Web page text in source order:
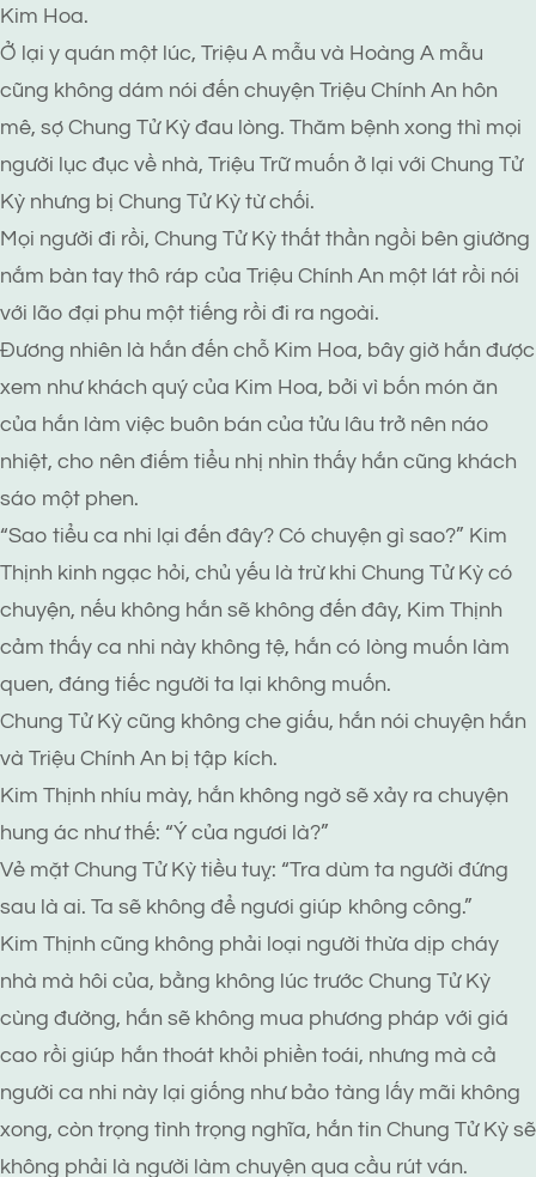
Kim Hoa.
Ở lại y quán một lúc, Triệu A mẫu và Hoàng A mẫu
cũng không dám nói đến chuyện Triệu Chính An hôn
mê, sợ Chung Tử Kỳ đau lòng. Thăm bệnh xong thì mọi
người lục đục về nhà, Triệu Trữ muốn ở lại với Chung Tử
Kỳ nhưng bị Chung Tử Kỳ từ chối.
Mọi người đi rồi, Chung Tử Kỳ thất thần ngồi bên giường
nắm bàn tay thô ráp của Triệu Chính An một lát rồi nói
với lão đại phu một tiếng rồi đi ra ngoài.
Đương nhiên là hắn đến chỗ Kim Hoa, bây giờ hắn được
xem như khách quý của Kim Hoa, bởi vì bốn món ăn
của hắn làm việc buôn bán của tửu lâu trở nên náo
nhiệt, cho nên điếm tiểu nhị nhìn thấy hắn cũng khách
sáo một phen.
“Sao tiểu ca nhi lại đến đây? Có chuyện gì sao?” Kim
Thịnh kinh ngạc hỏi, chủ yếu là trừ khi Chung Tử Kỳ có
chuyện, nếu không hắn sẽ không đến đây, Kim Thịnh
cảm thấy ca nhi này không tệ, hắn có lòng muốn làm
quen, đáng tiếc người ta lại không muốn.
Chung Tử Kỳ cũng không che giấu, hắn nói chuyện hắn
và Triệu Chính An bị tập kích.
Kim Thịnh nhíu mày, hắn không ngờ sẽ xảy ra chuyện
hung ác như thế: “Ý của ngươi là?”
Vẻ mặt Chung Tử Kỳ tiều tuỵ: “Tra dùm ta người đứng
sau là ai. Ta sẽ không để ngươi giúp không công.”
Kim Thịnh cũng không phải loại người thừa dịp cháy
nhà mà hôi của, bằng không lúc trước Chung Tử Kỳ
cùng đường, hắn sẽ không mua phương pháp với giá
cao rồi giúp hắn thoát khỏi phiền toái, nhưng mà cả
người ca nhi này lại giống như bảo tàng lấy mãi không
xong, còn trọng tình trọng nghĩa, hắn tin Chung Tử Kỳ sẽ
không phải là người làm chuyện qua cầu rút ván.